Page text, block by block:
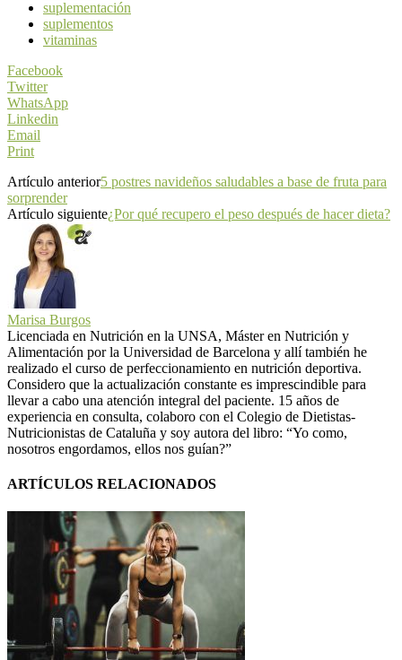
suplementación
suplementos
vitaminas
Facebook
Twitter
WhatsApp
Linkedin
Email
Print
Artículo anterior5 postres navideños saludables a base de fruta para
sorprender
Artículo siguiente¿Por qué recupero el peso después de hacer dieta?
Marisa Burgos
Licenciada en Nutrición en la UNSA, Máster en Nutrición y
Alimentación por la Universidad de Barcelona y allí también he
realizado el curso de perfeccionamiento en nutrición deportiva.
Considero que la actualización constante es imprescindible para
llevar a cabo una atención integral del paciente. 15 años de
experiencia en consulta, colaboro con el Colegio de Dietistas-
Nutricionistas de Cataluña y soy autora del libro: “Yo como,
nosotros engordamos, ellos nos guían?”
ARTÍCULOS RELACIONADOS